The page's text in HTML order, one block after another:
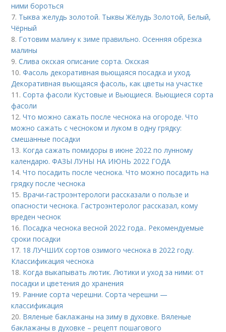
ними бороться
7. Тыква желудь золотой. Тыквы Жёлудь Золотой, Белый,
Чёрный
8. Готовим малину к зиме правильно. Осенняя обрезка
малины
9.Слива окская описание сорта. Окская
10.Фасоль декоративная вьющаяся посадка и уход.
Декоративная вьющаяся фасоль, как цветы на участке
11.Сорта фасоли Кустовые и Вьющиеся. Вьющиеся сорта
фасоли
12.Что можно сажать после чеснока на огороде. Что
можно сажать с чесноком и луком в одну грядку:
смешанные посадки
13. Когда сажать помидоры в июне 2022 по лунному
календарю. ФАЗЫ ЛУНЫ НА ИЮНЬ 2022 ГОДА
14.Что посадить после чеснока. Что можно посадить на
грядку после чеснока
15. Врачи-гастроэнтерологи рассказали о пользе и
опасности чеснока. Гастроэнтеролог рассказал, кому
вреден чеснок
16. Посадка чеснока весной 2022 года.. Рекомендуемые
сроки посадки
17. 18 ЛУЧШИХ сортов озимого чеснока в 2022 году.
Классификация чеснока
18. Когда выкапывать лютик. Лютики и уход за ними: от
посадки и цветения до хранения
19. Ранние сорта черешни. Сорта черешни —
классификация
20. Вяленые баклажаны на зиму в духовке. Вяленые
баклажаны в духовке – рецепт пошагового